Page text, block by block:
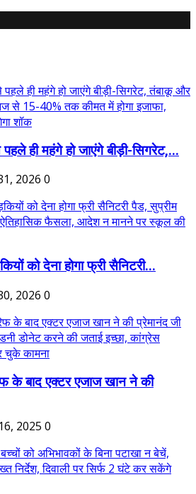
ही महंगे हो जाएंगे बीड़ी-सिगरेट,...
2026 0
को देना होगा फ्री सैनिटरी...
2026 0
के बाद एक्टर एजाज खान ने की
2025 0